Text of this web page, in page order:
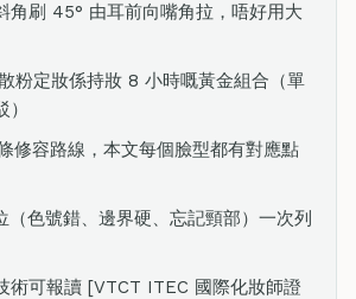
角刷 45° 由耳前向嘴角拉，唔好用大
粉定妝係持妝 8 小時嘅黃金組合（單
修容路線，本文每個臉型都有對應點
（色號錯、邊界硬、忘記頸部）一次列
術可報讀 [VTCT ITEC 國際化妝師證